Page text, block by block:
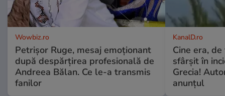
Wowbiz.ro
Petrișor Ruge, mesaj emoționant
după despărțirea profesională de
Andreea Bălan. Ce le-a transmis
fanilor
KanalD.ro
Cine era,
sfârșit în
Grecia!
anunțul